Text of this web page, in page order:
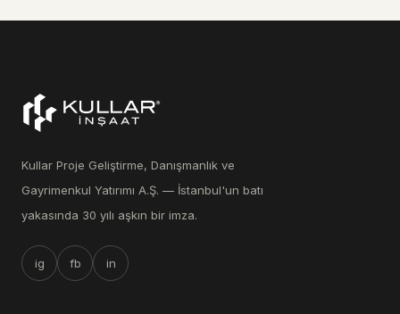
Kullar Proje Geliştirme, Danışmanlık ve
Gayrimenkul Yatırımı A.Ş. — İstanbul'un batı
yakasında 30 yılı aşkın bir imza.
ig fb in